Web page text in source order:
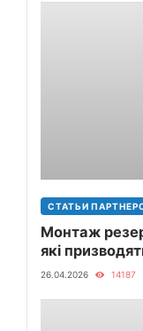
СТАТЬИ
Монтаж
які
26.04.2026 14187